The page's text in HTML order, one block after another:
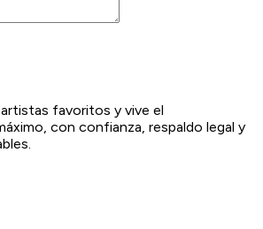
favoritos y vive el
con confianza, respaldo legal y